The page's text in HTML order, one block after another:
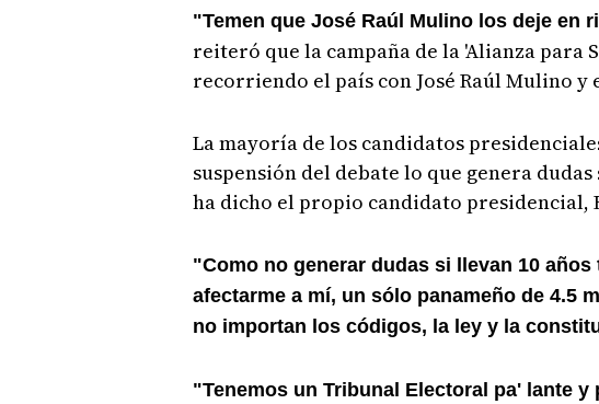
"Temen que José Raúl Mulino los deje en
reiteró que la campaña de la 'Alianza para
recorriendo el país con José Raúl Mulino
La mayoría de los candidatos
suspensión del debate lo que genera
ha dicho el propio candidato
"Como no generar dudas si llevan 10
afectarme a mí, un sólo panameño de 4.5
no importan los códigos, la ley y la
"Tenemos un Tribunal Electoral pa' lante